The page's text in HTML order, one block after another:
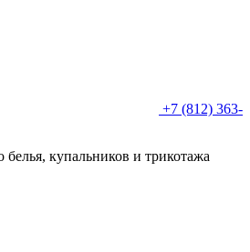
+7 (812) 363-
купальников и трикотажа